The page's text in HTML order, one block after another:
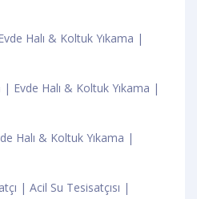
Halı & Koltuk Yıkama |
| Evde Halı & Koltuk Yıkama |
Halı & Koltuk Yıkama |
| Acil Su Tesisatçısı |